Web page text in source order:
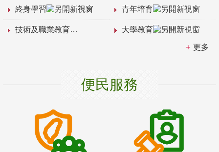
終身學習 青年培育
技術及職業教育 大學教育
更多
便民服務